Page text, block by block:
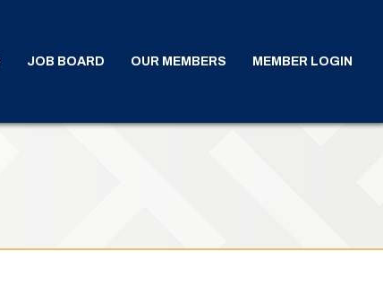
JOB BOARD OUR MEMBERS MEMBER LOGIN